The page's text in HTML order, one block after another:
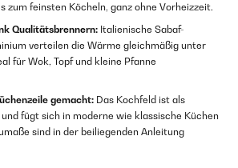
zum feinsten Köcheln, ganz ohne Vorheizzeit.
Qualitätsbrennern: Italienische Sabaf-
verteilen die Wärme gleichmäßig unter
für Wok, Topf und kleine Pfanne
gemacht: Das Kochfeld ist als
fügt sich in moderne wie klassische Küchen
sind in der beiliegenden Anleitung